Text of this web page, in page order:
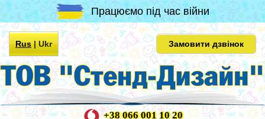
Працюємо під час війни
Rus|Ukr Замовити дзвінок
+38 066 001 10 20